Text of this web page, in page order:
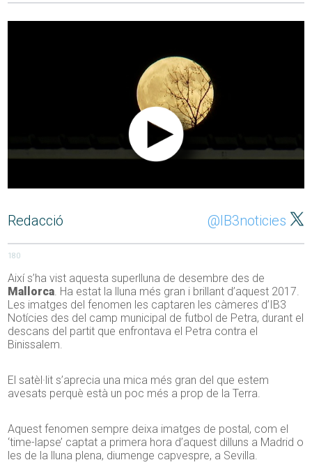
Redacció @IB3noticies
180
Així s’ha vist aquesta superlluna de desembre des de
Mallorca . Ha estat la lluna més gran i brillant d’aquest 2017.
Les imatges del fenomen les captaren les càmeres d’IB3
Notícies des del camp municipal de futbol de Petra, durant el
descans del partit que enfrontava el Petra contra el
Binissalem.
El satèl·lit s’aprecia una mica més gran del que estem
avesats perquè està un poc més a prop de la Terra.
Aquest fenomen sempre deixa imatges de postal, com el
‘time-lapse’ captat a primera hora d’aquest dilluns a Madrid o
les de la lluna plena, diumenge capvespre, a Sevilla.